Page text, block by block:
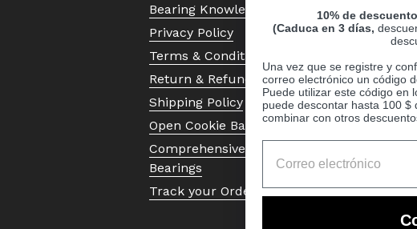
Bearing Knowledge Center
Privacy Policy
Terms & Conditions
Return & Refund Policy
Shipping Policy
Open Cookie Banner
Comprehensive Guide to Ball
Bearings
Track your Order
10% de descuento
(Caduca en 3 días,
Una vez que se registre y
correo electrónico un código
Puede utilizar este código en
puede descontar hasta 100
combinar con otros